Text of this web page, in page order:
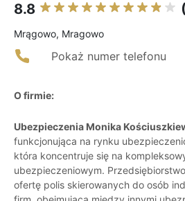
8.8
Mrągowo, Mragowo
Pokaż numer telefonu
O firmie:
Ubezpieczenia Monika
funkcjonująca na rynku
która koncentruje się na
ubezpieczeniowym.
ofertę polis skierowanych do osób